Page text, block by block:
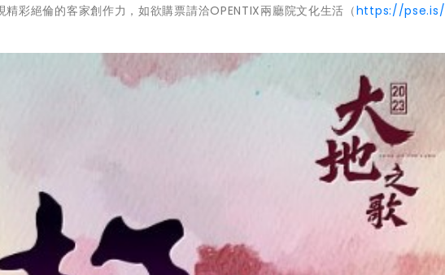
彩絕倫的客家創作力，如欲購票請洽OPENTIX兩廳院文化生活（https://pse.is/